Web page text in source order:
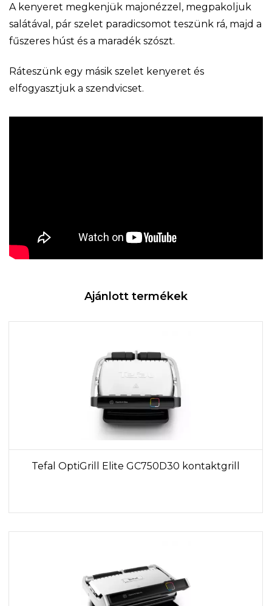
A kenyeret megkenjük majonézzel, megpakoljuk
salátával, pár szelet paradicsomot teszünk rá, majd a
fűszeres húst és a maradék szószt.
Ráteszünk egy másik szelet kenyeret és
elfogyasztjuk a szendvicset.
Ajánlott termékek
Tefal OptiGrill Elite GC750D30 kontaktgrill